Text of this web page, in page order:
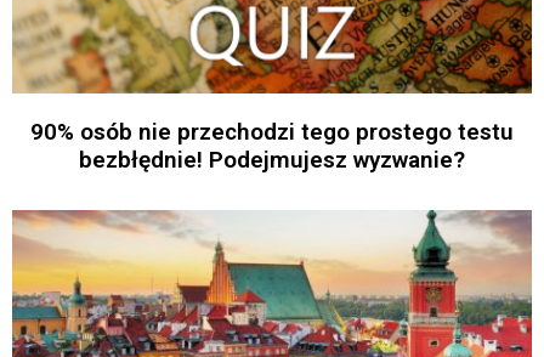
90% osób nie przechodzi tego prostego testu
bezbłędnie! Podejmujesz wyzwanie?